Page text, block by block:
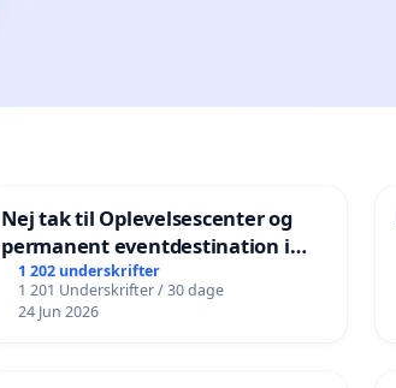
Nej tak til Oplevelsescenter og
permanent eventdestination i
Vejby - Ja tak til et levende
lokalområde i balance
1 202 underskrifter
1 201 Underskrifter / 30 dage
24 Jun 2026